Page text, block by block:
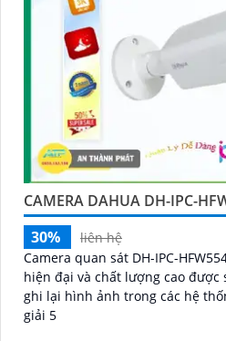
CAMERA DAHUA DH-IPC-
30%
liên hệ
Camera quan sát DH-IPC-
hiện đại và chất lượng cao được
ghi lại hình ảnh trong các hệ thống an
giải 5